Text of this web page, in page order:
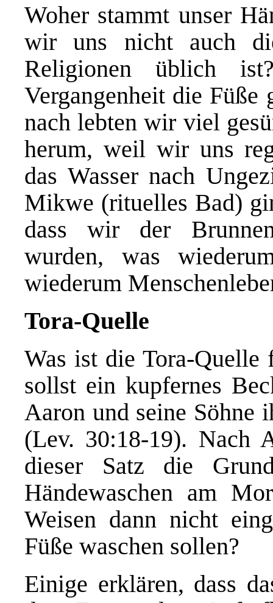
Woher stammt unser
wir uns nicht auch
Religionen üblich
Vergangenheit die Füße
nach lebten wir viel
herum, weil wir uns
das Wasser nach
Mikwe (rituelles Bad)
dass wir der
wurden, was
wiederum
Tora-Quelle
Was ist die Tora-Quelle
sollst ein kupfernes
Aaron und seine Söhne
(Lev. 30:18-19). Nach
dieser Satz die
Händewaschen am
Weisen dann nicht
Füße waschen sollen?
Einige erklären, dass